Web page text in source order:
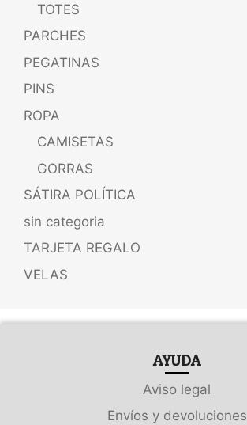
TOTES
PARCHES
PEGATINAS
PINS
ROPA
CAMISETAS
GORRAS
SÁTIRA POLÍTICA
sin categoria
TARJETA REGALO
VELAS
AYUDA
Aviso legal
Envíos y devoluciones